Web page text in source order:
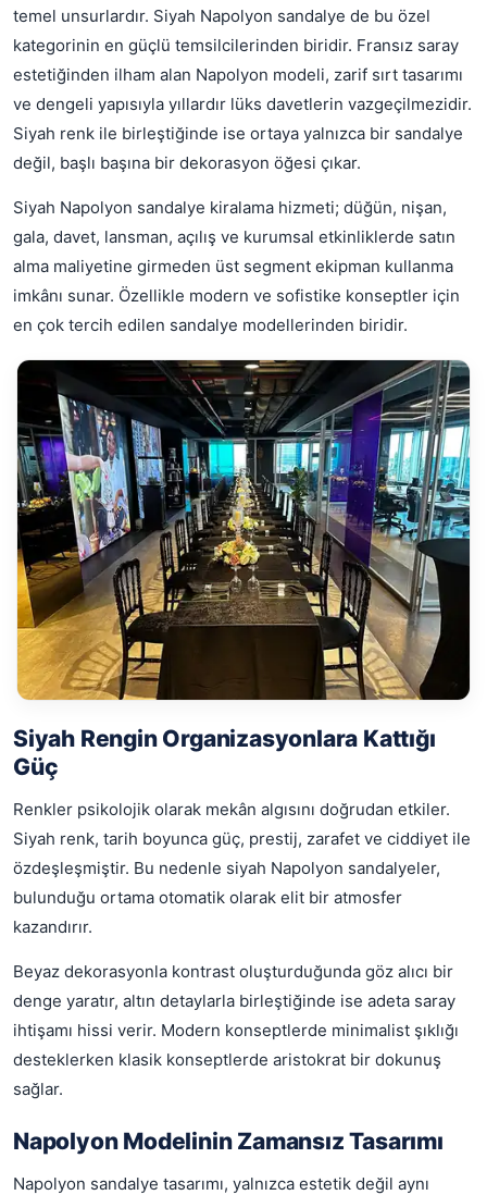
temel unsurlardır. Siyah Napolyon sandalye de bu özel
kategorinin en güçlü temsilcilerinden biridir. Fransız saray
estetiğinden ilham alan Napolyon modeli, zarif sırt tasarımı
ve dengeli yapısıyla yıllardır lüks davetlerin vazgeçilmezidir.
Siyah renk ile birleştiğinde ise ortaya yalnızca bir sandalye
değil, başlı başına bir dekorasyon öğesi çıkar.
Siyah Napolyon sandalye kiralama hizmeti; düğün, nişan,
gala, davet, lansman, açılış ve kurumsal etkinliklerde satın
alma maliyetine girmeden üst segment ekipman kullanma
imkânı sunar. Özellikle modern ve sofistike konseptler için
en çok tercih edilen sandalye modellerinden biridir.
Siyah Rengin Organizasyonlara Kattığı
Güç
Renkler psikolojik olarak mekân algısını doğrudan etkiler.
Siyah renk, tarih boyunca güç, prestij, zarafet ve ciddiyet ile
özdeşleşmiştir. Bu nedenle siyah Napolyon sandalyeler,
bulunduğu ortama otomatik olarak elit bir atmosfer
kazandırır.
Beyaz dekorasyonla kontrast oluşturduğunda göz alıcı bir
denge yaratır, altın detaylarla birleştiğinde ise adeta saray
ihtişamı hissi verir. Modern konseptlerde minimalist şıklığı
desteklerken klasik konseptlerde aristokrat bir dokunuş
sağlar.
Napolyon Modelinin Zamansız Tasarımı
Napolyon sandalye tasarımı, yalnızca estetik değil aynı